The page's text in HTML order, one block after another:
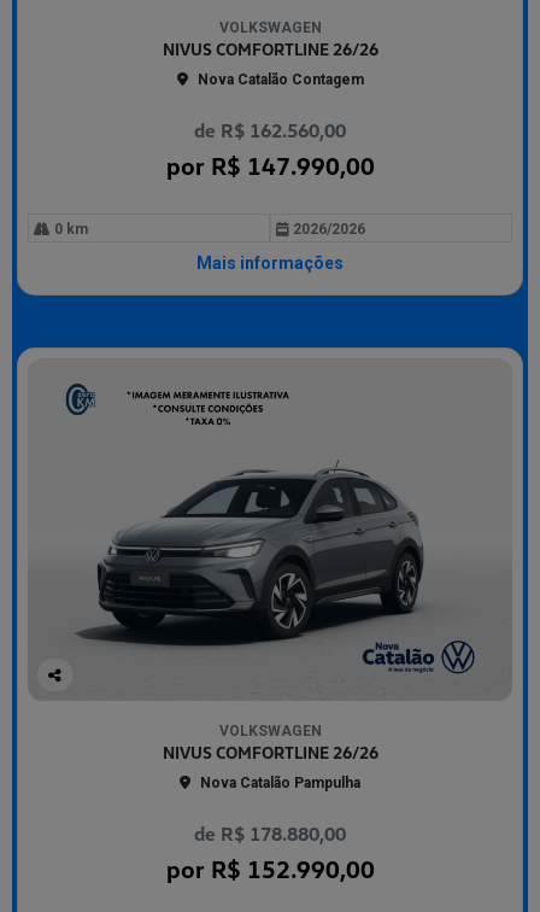
VOLKSWAGEN
NIVUS COMFORTLINE 26/26
Nova Catalão Contagem
de R$ 162.560,00
por R$ 147.990,00
0 km 2026/2026
Mais informações
Co
VOLKSWAGEN
NIVUS COMFORTLINE 26/26
Nova Catalão Pampulha
de R$ 178.880,00
por R$ 152.990,00